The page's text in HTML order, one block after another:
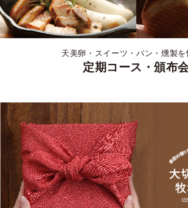
天美卵・スイーツ・パン・燻製を
定期コース・頒布